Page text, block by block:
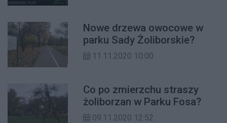
Nowe drzewa owocowe w
parku Sady Żoliborskie?
11.11.2020 10:00
Co po zmierzchu straszy
żoliborzan w Parku Fosa?
09.11.2020 12:52